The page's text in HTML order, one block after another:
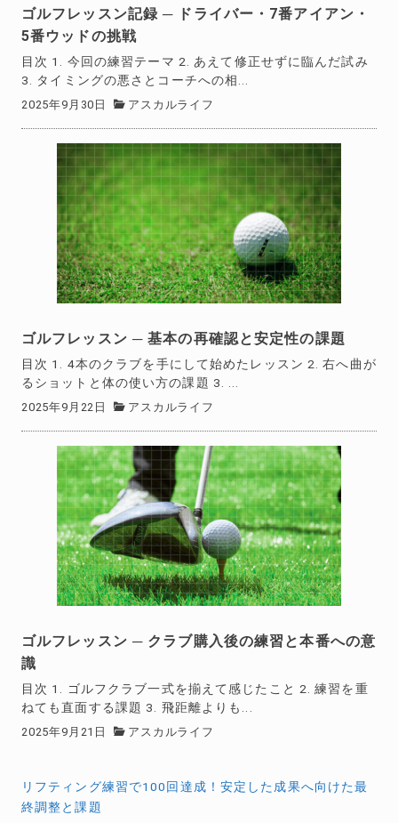
ゴルフレッスン記録 ─ ドライバー・7番アイアン・
5番ウッドの挑戦
目次 1. 今回の練習テーマ 2. あえて修正せずに臨んだ試み
3. タイミングの悪さとコーチへの相...
2025年9月30日 アスカルライフ
ゴルフレッスン ─ 基本の再確認と安定性の課題
目次 1. 4本のクラブを手にして始めたレッスン 2. 右へ曲が
るショットと体の使い方の課題 3. ...
2025年9月22日 アスカルライフ
ゴルフレッスン ─ クラブ購入後の練習と本番への意
識
目次 1. ゴルフクラブ一式を揃えて感じたこと 2. 練習を重
ねても直面する課題 3. 飛距離よりも...
2025年9月21日 アスカルライフ
稿
リフティング練習で100回達成！安定した成果へ向けた最
終調整と課題